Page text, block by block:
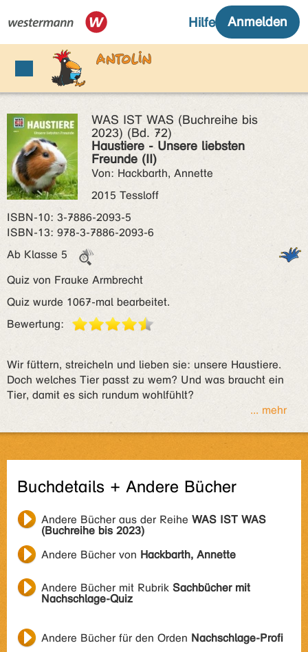
WAS IST WAS (Buchreihe bis
2023) (Bd. 72)
Haustiere - Unsere liebsten
Freunde (II)
Von: Hackbarth, Annette
2015 Tessloff
ISBN‑10: 3-7886-2093-5
ISBN‑13: 978-3-7886-2093-6
Ab Klasse 5
Quiz von Frauke Armbrecht
Quiz wurde 1067-mal bearbeitet.
Bewertung:
Wir füttern, streicheln und lieben sie: unsere Haustiere.
Doch welches Tier passt zu wem? Und was braucht ein
Tier, damit es sich rundum wohlfühlt?
... mehr
Buchdetails + Andere Bücher
Andere Bücher aus der Reihe WAS IST WAS
(Buchreihe bis 2023)
Andere Bücher von Hackbarth, Annette
Andere Bücher mit Rubrik Sachbücher mit
Nachschlage-Quiz
Andere Bücher für den Orden Nachschlage-Profi